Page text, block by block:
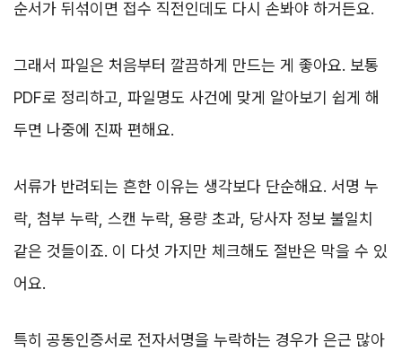
순서가 뒤섞이면 접수 직전인데도 다시 손봐야 하거든요.
그래서 파일은 처음부터 깔끔하게 만드는 게 좋아요. 보통
PDF로 정리하고, 파일명도 사건에 맞게 알아보기 쉽게 해
두면 나중에 진짜 편해요.
서류가 반려되는 흔한 이유는 생각보다 단순해요. 서명 누
락, 첨부 누락, 스캔 누락, 용량 초과, 당사자 정보 불일치
같은 것들이죠. 이 다섯 가지만 체크해도 절반은 막을 수 있
어요.
특히 공동인증서로 전자서명을 누락하는 경우가 은근 많아